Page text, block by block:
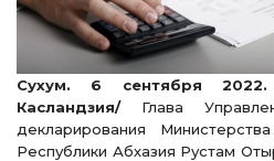
Сухум. 6 сентября 2022.
Касландзия/ Глава
декларирования
Республики Абхазия Рустам